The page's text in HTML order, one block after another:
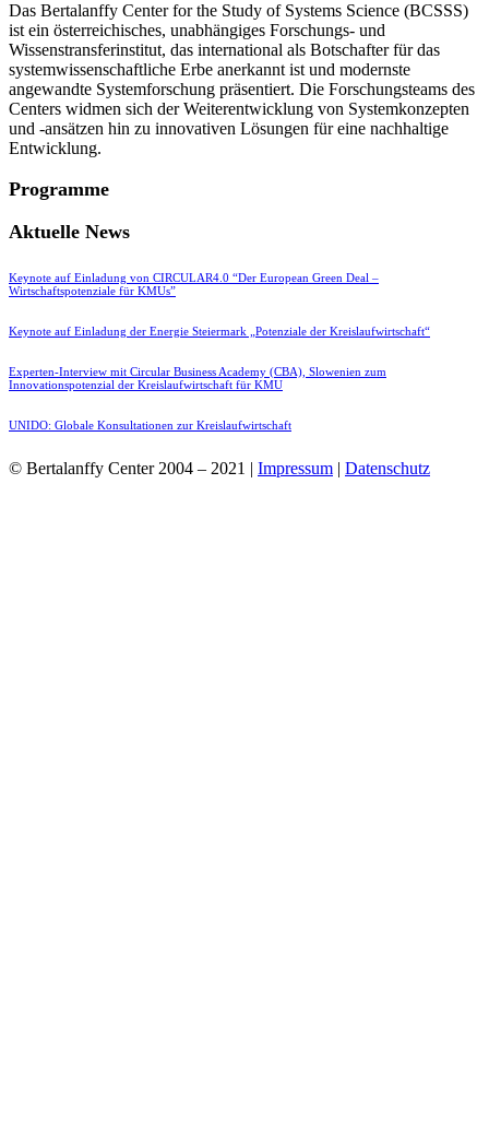
Das Bertalanffy Center for the Study of Systems Science (BCSSS)
ist ein österreichisches, unabhängiges Forschungs- und
Wissenstransferinstitut, das international als Botschafter für das
systemwissenschaftliche Erbe anerkannt ist und modernste
angewandte Systemforschung präsentiert. Die Forschungsteams des
Centers widmen sich der Weiterentwicklung von Systemkonzepten
und -ansätzen hin zu innovativen Lösungen für eine nachhaltige
Entwicklung.
Programme
Aktuelle News
Keynote auf Einladung von CIRCULAR4.0 “Der European Green Deal –
Wirtschaftspotenziale für KMUs”
Keynote auf Einladung der Energie Steiermark „Potenziale der Kreislaufwirtschaft“
Experten-Interview mit Circular Business Academy (CBA), Slowenien zum
Innovationspotenzial der Kreislaufwirtschaft für KMU
UNIDO: Globale Konsultationen zur Kreislaufwirtschaft
© Bertalanffy Center 2004 – 2021 | Impressum | Datenschutz